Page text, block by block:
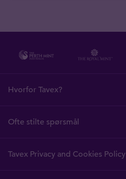
Hvorfor Tavex?
Ofte stilte spørsmål
Tavex Privacy and Cookies Policy